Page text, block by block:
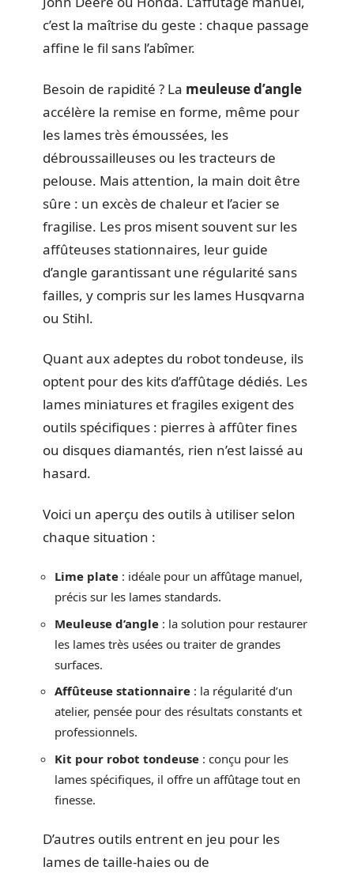
c’est la maîtrise du geste : chaque passage
affine le fil sans l’abîmer.
Besoin de rapidité ? La meuleuse d’angle
accélère la remise en forme, même pour
les lames très émoussées, les
débroussailleuses ou les tracteurs de
pelouse. Mais attention, la main doit être
sûre : un excès de chaleur et l’acier se
fragilise. Les pros misent souvent sur les
affûteuses stationnaires, leur guide
d’angle garantissant une régularité sans
failles, y compris sur les lames Husqvarna
ou Stihl.
Quant aux adeptes du robot tondeuse, ils
optent pour des kits d’affûtage dédiés. Les
lames miniatures et fragiles exigent des
outils spécifiques : pierres à affûter fines
ou disques diamantés, rien n’est laissé au
hasard.
Voici un aperçu des outils à utiliser selon
chaque situation :
Lime plate : idéale pour un affûtage manuel,
précis sur les lames standards.
Meuleuse d’angle : la solution pour restaurer
les lames très usées ou traiter de grandes
surfaces.
Affûteuse stationnaire : la régularité d’un
atelier, pensée pour des résultats constants et
professionnels.
Kit pour robot tondeuse : conçu pour les
lames spécifiques, il offre un affûtage tout en
finesse.
D’autres outils entrent en jeu pour les
lames de taille-haies ou de